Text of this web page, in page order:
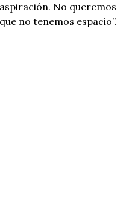
No queremos
no tenemos espacio”.